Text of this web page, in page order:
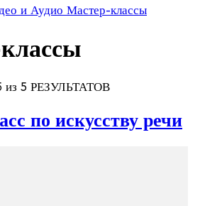
и Аудио Мастер-классы
из 5 РЕЗУЛЬТАТОВ
по искусству речи